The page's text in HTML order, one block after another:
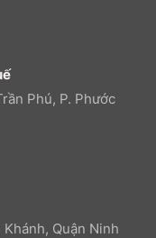
Phú, P. Phước
Quận Ninh